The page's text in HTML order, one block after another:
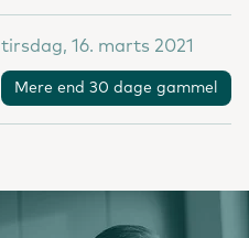
tirsdag, 16. marts 2021
Mere end 30 dage gammel